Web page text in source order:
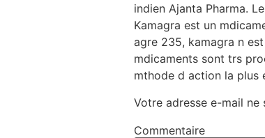
indien Ajanta Pharma.
Kamagra est un
agre 235, kamagra n
mdicaments sont trs
mthode d action la plus
Votre adresse e-mail ne
Commentaire